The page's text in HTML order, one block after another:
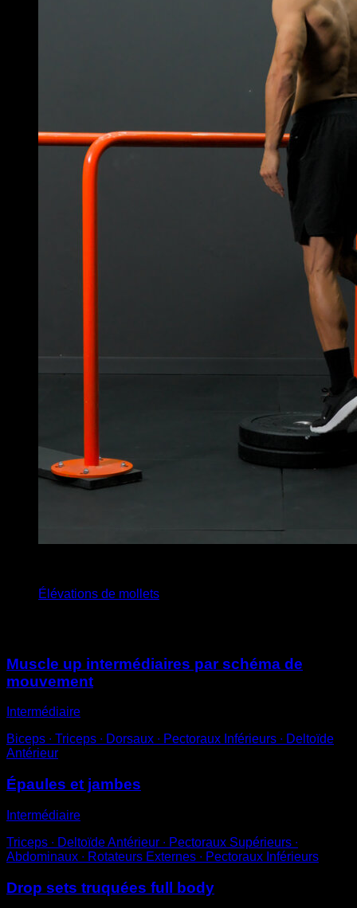
Élévations de mollets
Muscle up intermédiaires par schéma de
mouvement
Intermédiaire
Biceps ∙ Triceps ∙ Dorsaux ∙ Pectoraux Inférieurs ∙ Deltoïde
Antérieur
Épaules et jambes
Intermédiaire
Triceps ∙ Deltoïde Antérieur ∙ Pectoraux Supérieurs ∙
Abdominaux ∙ Rotateurs Externes ∙ Pectoraux Inférieurs
Drop sets truquées full body